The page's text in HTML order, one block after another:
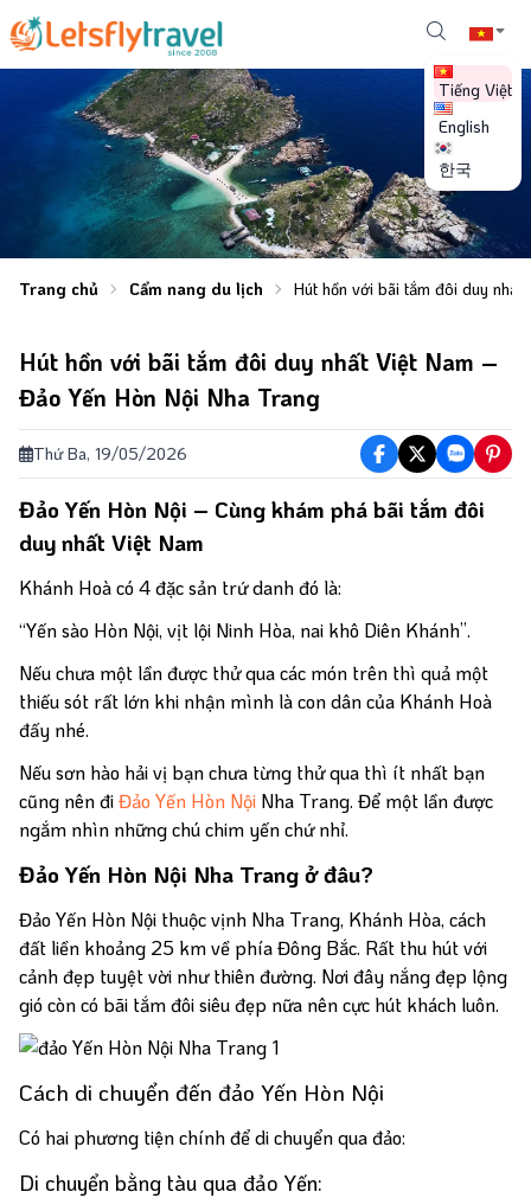
Tiếng Việt
English
한국
Trang chủ Cẩm nang du lịch Hút hồn với bãi tắm đôi duy
Hút hồn với bãi tắm đôi duy nhất Việt Nam –
Đảo Yến Hòn Nội Nha Trang
Thứ Ba, 19/05/2026
Đảo Yến Hòn Nội – Cùng khám phá bãi tắm đôi
duy nhất Việt Nam
Khánh Hoà có 4 đặc sản trứ danh đó là:
“Yến sào Hòn Nội, vịt lội Ninh Hòa, nai khô Diên Khánh”.
Nếu chưa một lần được thử qua các món trên thì quả một
thiếu sót rất lớn khi nhận mình là con dân của Khánh Hoà
đấy nhé.
Nếu sơn hào hải vị bạn chưa từng thử qua thì ít nhất bạn
cũng nên điĐảo Yến Hòn Nội Nha Trang. Để một lần được
ngắm nhìn những chú chim yến chứ nhỉ.
Đảo Yến Hòn Nội Nha Trang ở đâu?
Đảo Yến Hòn Nội thuộc vịnh Nha Trang, Khánh Hòa, cách
đất liền khoảng 25 km về phía Đông Bắc. Rất thu hút với
cảnh đẹp tuyệt vời như thiên đường. Nơi đây nắng đẹp lộng
gió còn có bãi tắm đôi siêu đẹp nữa nên cực hút khách luôn.
Cách di chuyển đến đảo Yến Hòn Nội
Có hai phương tiện chính để di chuyển qua đảo:
Di chuyển bằng tàu qua đảo Yến: